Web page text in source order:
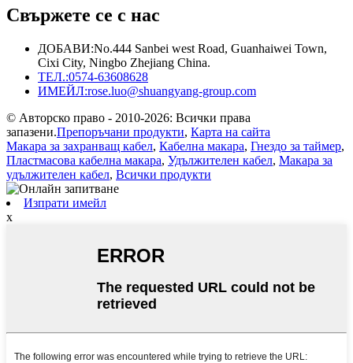
Свържете се с нас
ДОБАВИ:No.444 Sanbei west Road, Guanhaiwei Town,
Cixi City, Ningbo Zhejiang China.
ТЕЛ.:0574-63608628
ИМЕЙЛ:rose.luo@shuangyang-group.com
© Авторско право - 2010-2026: Всички права
запазени.Препоръчани продукти, Карта на сайта
Макара за захранващ кабел, Кабелна макара, Гнездо за таймер,
Пластмасова кабелна макара, Удължителен кабел, Макара за
удължителен кабел, Всички продукти
Изпрати имейл
x